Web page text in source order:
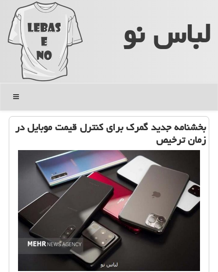
لباس نو
منو
بخشنامه جدید گمرک برای کنترل قیمت موبایل در
زمان ترخیص